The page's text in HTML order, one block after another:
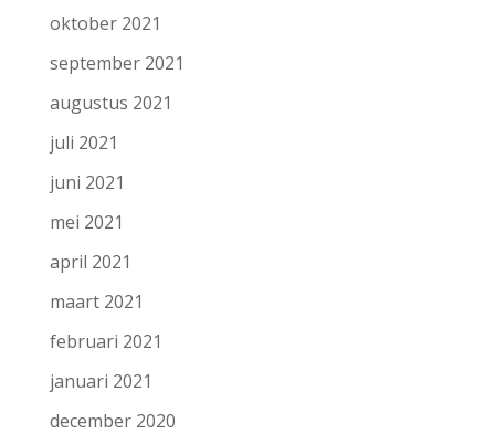
oktober 2021
september 2021
augustus 2021
juli 2021
juni 2021
mei 2021
april 2021
maart 2021
februari 2021
januari 2021
december 2020